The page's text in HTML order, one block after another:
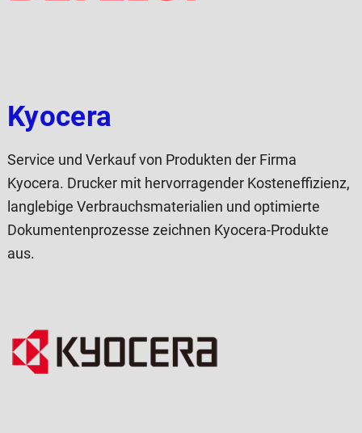
Kyocera
Service und Verkauf von Produkten der Firma
Kyocera. Drucker mit hervorragender Kosteneffizienz,
langlebige Verbrauchsmaterialien und optimierte
Dokumentenprozesse zeichnen Kyocera-Produkte
aus.